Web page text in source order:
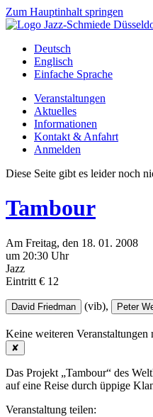
Zum Hauptinhalt springen
Deutsch
Englisch
Einfache Sprache
Veranstaltungen
Aktuelles
Informationen
Kontakt & Anfahrt
Anmelden
Diese Seite gibt es leider noch
Tambour
Am Freitag, den 18. 01. 2008
um 20:30 Uhr
Jazz
Eintritt € 12
David Friedman (vib), Peter
Keine weiteren Veranstaltungen
✘
Das Projekt „Tambour“ des
auf eine Reise durch üppige
Veranstaltung teilen: